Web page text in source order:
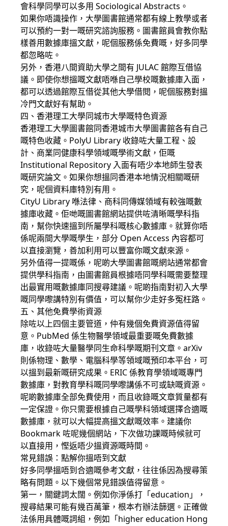
會科學同學可以多用 Sociological Abstracts。
如果你唔識操作，大學圖書館通常都有線上教學或者
可以預約一對一嘅研究諮詢服務。圖書館員會教你點
樣善用數據庫搵文獻，呢個服務係免費嘅，好多同學
都忽略咗。
另外，香港八間資助大學之間有 JULAC 館際互借協
議。即使你想搵嘅文獻唔喺自己學校嘅數據庫入面，
都可以透過館際互借從其他大學借閱，呢個服務對搵
冷門文獻好有幫助。
四、香港理工大學同城市大學嘅特色資源
香港理工大學圖書館同香港城市大學圖書館各有自己
嘅特色收藏。PolyU Library 收錄咗大量工程、設
計、商業同健康科學領域嘅學術文獻，佢嘅
Institutional Repository 入面有唔少本地師生發表
嘅研究論文。如果你想搵同香港本地情況相關嘅研
究，呢個資料庫特別有用。
CityU Library 喺法律、商科同傳媒領域有較強嘅數
據庫收藏。佢哋嘅圖書館網站提供咗清晰嘅學科指
南，幫你快速搵到所屬學科嘅核心數據庫。就算你唔
係呢兩間大學嘅學生，部分 Open Access 內容都可
以直接瀏覽，善加利用可以豐富你嘅文獻來源。
另外值得一提嘅係，呢啲大學圖書館嘅網站通常都會
提供學科指南，由圖書館員根據唔同學科嘅需要整理
出最實用嘅數據庫同搜尋建議。呢啲指南對初入大學
嘅同學嚟講特別有價值，可以幫你少走好多冤枉路。
五、其他免費學術資源
除咗以上四個主要管道，仲有幾個免費資源值得留
意。PubMed 係生物醫學領域最重要嘅免費數據
庫，收錄咗大量醫學同生命科學嘅期刊文章。arXiv
則係物理、數學、電腦科學等領域嘅預印本平台，可
以搵到最新嘅研究成果。ERIC 係教育學領域嘅專門
數據庫，對教育學科嘅同學嚟講係不可或缺嘅資源。
呢啲數據庫全部免費使用，而且收錄嘅文章質量都有
一定保證。你只需要根據自己嘅學科領域選擇合適嘅
數據庫，就可以大幅提高搵文獻嘅效率。建議你
Bookmark 咗呢幾個網站，下次做功課嘅時候就可
以直接用，慳返唔少搵資源嘅時間。
常見錯誤：點解你搵唔到文獻
好多同學搵唔到合適嘅參考文獻，往往係因為搜尋策
略有問題。以下幾個常見錯誤值得留意。
第一，關鍵詞太闊。例如你淨係打「education」，
搜尋結果可能有幾百萬筆，根本冇辦法篩選。正確做
法係用具體嘅詞組，例如「higher education Hong